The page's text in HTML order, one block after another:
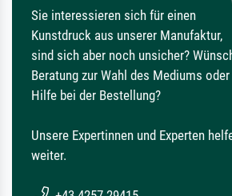
Sie interessieren sich für einen
Kunstdruck aus unserer Manufaktur,
sind sich aber noch unsicher?
Beratung zur Wahl des Mediums
Hilfe bei der Bestellung?
Unsere Expertinnen und Experten
weiter.